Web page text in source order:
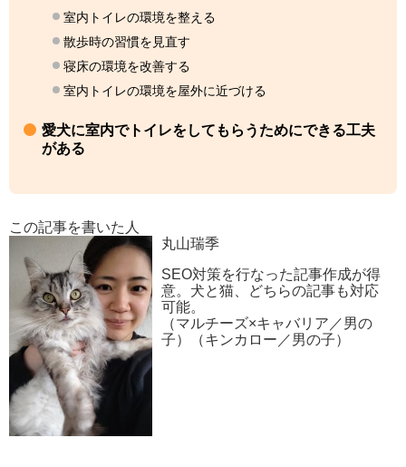
室内トイレの環境を整える
散歩時の習慣を見直す
寝床の環境を改善する
室内トイレの環境を屋外に近づける
愛犬に室内でトイレをしてもらうためにできる工夫
がある
この記事を書いた人
丸山瑞季
SEO対策を行なった記事作成が得
意。犬と猫、どちらの記事も対応
可能。
（マルチーズ×キャバリア／男の
子）（キンカロー／男の子）